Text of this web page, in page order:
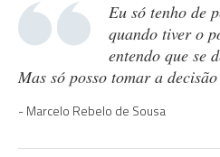
Eu só tenho de
quando tiver o
entendo que se
Mas só posso tomar a
Marcelo Rebelo de Sousa